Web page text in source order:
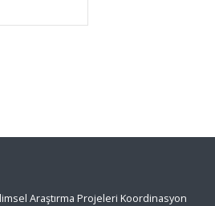
Araştırma Projeleri Koordinasyon